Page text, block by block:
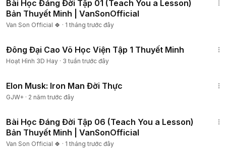
Bài Học Đáng Đời Tập 01 (Teach You a Lesson)
Bản Thuyết Minh | VanSonOfficial
Van Son Official 🍀 · 1 tháng trước đây
Đông Đại Cao Võ Học Viện Tập 1 Thuyết Minh
Hoạt Hình 3D Hay · 3 tuần trước đây
Elon Musk: Iron Man Đời Thực
GJW+ · 2 năm trước đây
Bài Học Đáng Đời Tập 06 (Teach You a Lesson)
Bản Thuyết Minh | VanSonOfficial
Van Son Official 🍀 · 1 tháng trước đây